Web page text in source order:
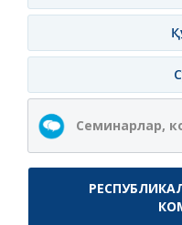
Семинарлар,